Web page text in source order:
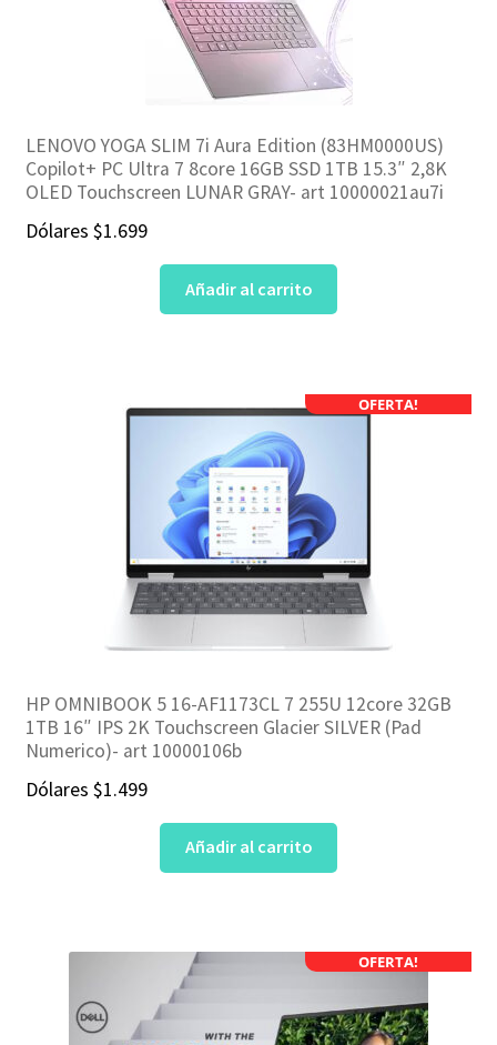
LENOVO YOGA SLIM 7i Aura Edition (83HM0000US)
Copilot+ PC Ultra 7 8core 16GB SSD 1TB 15.3″ 2,8K
OLED Touchscreen LUNAR GRAY- art 10000021au7i
Dólares $1.699
Añadir al carrito
OFERTA!
HP OMNIBOOK 5 16-AF1173CL 7 255U 12core 32GB
1TB 16″ IPS 2K Touchscreen Glacier SILVER (Pad
Numerico)- art 10000106b
Dólares $1.499
Añadir al carrito
OFERTA!